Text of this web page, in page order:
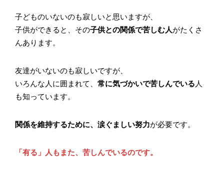
子どものいないのも寂しいと思いますが、
子供ができると、その子供との関係で苦しむ人がたくさ
んあります。
友達がいないのも寂しいですが、
いろんな人に囲まれて、 常に気づかいで苦しんでいる 人
も知っています。
関係を維持するために、涙ぐましい努力が必要です。
「有る」人もまた、苦しんでいるのです。